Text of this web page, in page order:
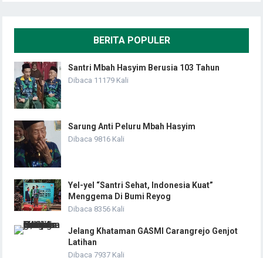
BERITA POPULER
Santri Mbah Hasyim Berusia 103 Tahun
Dibaca 11179 Kali
Sarung Anti Peluru Mbah Hasyim
Dibaca 9816 Kali
Yel-yel “Santri Sehat, Indonesia Kuat”
Menggema Di Bumi Reyog
Dibaca 8356 Kali
Jelang Khataman GASMI Carangrejo Genjot
Latihan
Dibaca 7937 Kali